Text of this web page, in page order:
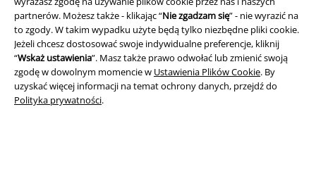
partnerów. Możesz także - klikając “Nie zgadzam się” - nie wyrazić na
to zgody. W takim wypadku użyte będą tylko niezbędne pliki cookie.
Jeżeli chcesz dostosować swoje indywidualne preferencje, kliknij
“Wskaż ustawienia”. Masz także prawo odwołać lub zmienić swoją
zgodę w dowolnym momencie w Ustawienia Plików Cookie. By
uzyskać więcej informacji na temat ochrony danych, przejdź do
Polityka prywatności.
Polityka prywatności
Unieszkodliwianie odpadów i ochrona środowiska
Deklaracja Zgodności